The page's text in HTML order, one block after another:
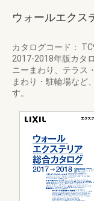
ウォールエクス
カタログコード：
2017-2018年版カタ
ニーまわり、テラス
まわり・駐輪場など
す。